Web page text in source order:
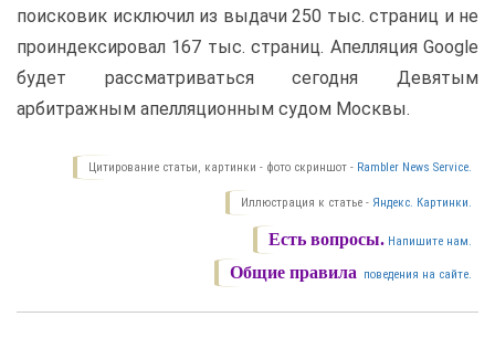
поисковик исключил из выдачи 250 тыс. страниц и не
проиндексировал 167 тыс. страниц. Апелляция Google
будет рассматриваться сегодня Девятым
арбитражным апелляционным судом Москвы.
Цитирование статьи, картинки - фото скриншот - Rambler News Service.
Иллюстрация к статье - Яндекс. Картинки.
Есть вопросы. Напишите нам.
Общие правила поведения на сайте.